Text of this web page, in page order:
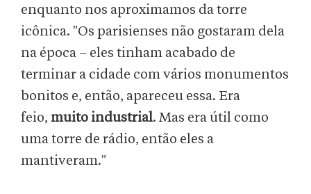
enquanto nos aproximamos da torre
icônica. "Os parisienses não gostaram dela
na época – eles tinham acabado de
terminar a cidade com vários monumentos
bonitos e, então, apareceu essa. Era
feio, muito industrial. Mas era útil como
uma torre de rádio, então eles a
mantiveram."